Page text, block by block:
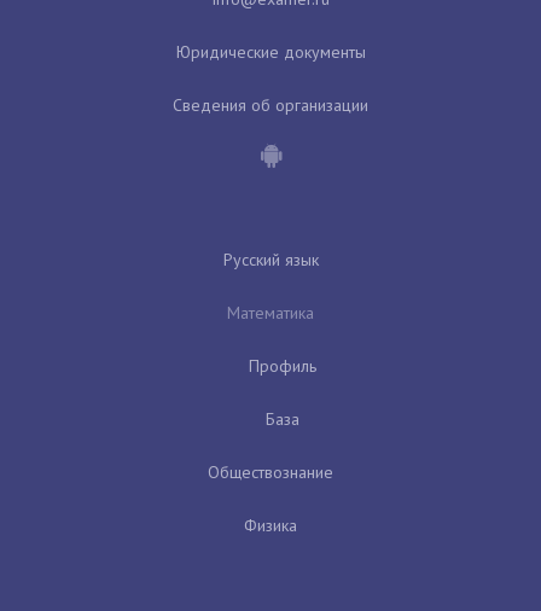
Юридические документы
Сведения об организации
Русский язык
Математика
Профиль
База
Обществознание
Физика